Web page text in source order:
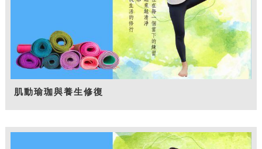
肌動瑜珈與養生修復